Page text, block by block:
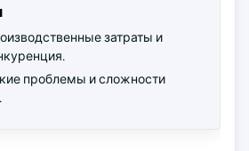
затраты и
проблемы и сложности